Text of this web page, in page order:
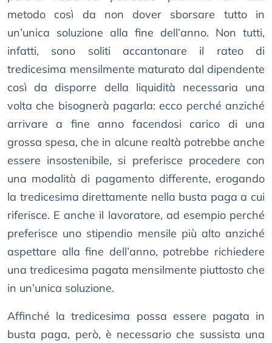
metodo così da non dover sborsare tutto in
un’unica soluzione alla fine dell’anno. Non tutti,
infatti, sono soliti accantonare il rateo di
tredicesima mensilmente maturato dal dipendente
così da disporre della liquidità necessaria una
volta che bisognerà pagarla: ecco perché anziché
arrivare a fine anno facendosi carico di una
grossa spesa, che in alcune realtà potrebbe anche
essere insostenibile, si preferisce procedere con
una modalità di pagamento differente, erogando
la tredicesima direttamente nella busta paga a cui
riferisce. E anche il lavoratore, ad esempio perché
preferisce uno stipendio mensile più alto anziché
aspettare alla fine dell’anno, potrebbe richiedere
una tredicesima pagata mensilmente piuttosto che
in un’unica soluzione.
Affinché la tredicesima possa essere pagata in
busta paga, però, è necessario che sussista una